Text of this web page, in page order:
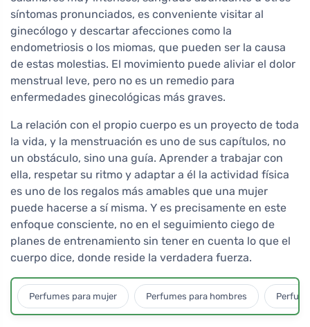
síntomas pronunciados, es conveniente visitar al
ginecólogo y descartar afecciones como la
endometriosis o los miomas, que pueden ser la causa
de estas molestias. El movimiento puede aliviar el dolor
menstrual leve, pero no es un remedio para
enfermedades ginecológicas más graves.
La relación con el propio cuerpo es un proyecto de toda
la vida, y la menstruación es uno de sus capítulos, no
un obstáculo, sino una guía. Aprender a trabajar con
ella, respetar su ritmo y adaptar a él la actividad física
es uno de los regalos más amables que una mujer
puede hacerse a sí misma. Y es precisamente en este
enfoque consciente, no en el seguimiento ciego de
planes de entrenamiento sin tener en cuenta lo que el
cuerpo dice, donde reside la verdadera fuerza.
Perfumes para mujer Perfumes para hombres